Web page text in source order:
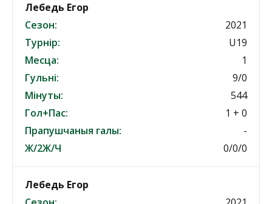
Лебедь Егор
Сезон:
2021
Турнір:
U19
Месца:
1
Гульні:
9/0
Мінуты:
544
Гол+Пас:
1 + 0
Прапушчаныя галы:
-
Ж/2Ж/Ч
0/0/0
Лебедь Егор